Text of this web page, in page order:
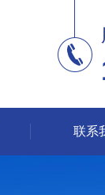
联系